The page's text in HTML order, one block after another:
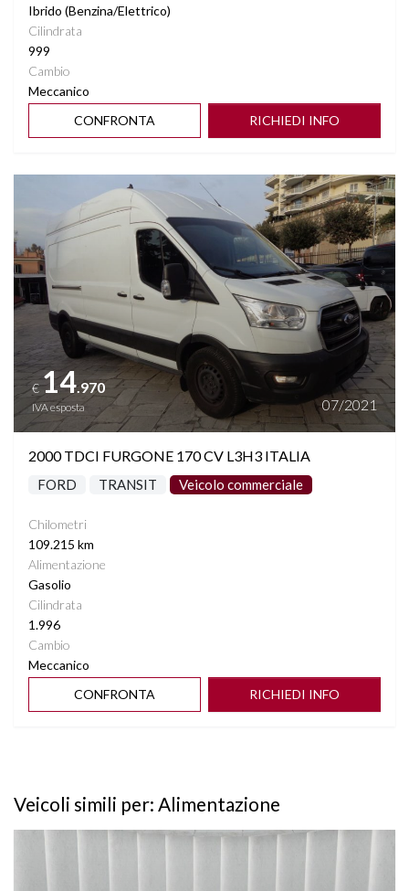
Ibrido (Benzina/Elettrico)
Cilindrata
999
Cambio
Meccanico
CONFRONTA
RICHIEDI INFO
€14.970
IVA esposta 07/2021
2000 TDCI FURGONE 170 CV L3H3 ITALIA
FORD TRANSIT Veicolo commerciale
Chilometri
109.215 km
Alimentazione
Gasolio
Cilindrata
1.996
Cambio
Meccanico
CONFRONTA
RICHIEDI INFO
Veicoli simili per: Alimentazione
Vedi dettagli